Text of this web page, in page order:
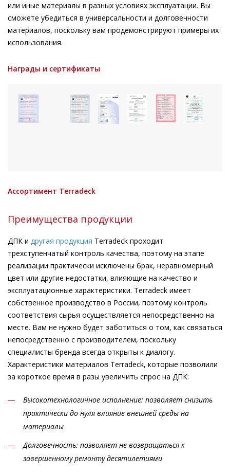
или иные материалы в разных условиях эксплуатации. Вы
сможете убедиться в универсальности и долговечности
материалов, поскольку вам продемонстрируют примеры их
использования.
Награды и сертификаты
Ассортимент Terradeck
Преимущества продукции
ДПК и другая продукция Terradeck проходит
трехступенчатый контроль качества, поэтому на этапе
реализации практически исключены брак, неравномерный
цвет или другие недостатки, влияющие на качество и
эксплуатационные характеристики. Terradeck имеет
собственное производство в России, поэтому контроль
соответствия сырья осуществляется непосредственно на
месте. Вам не нужно будет заботиться о том, как связаться
непосредственно с производителем, поскольку
специалисты бренда всегда открыты к диалогу.
Характеристики материалов Terradeck, которые позволили
за короткое время в разы увеличить спрос на ДПК:
Высокотехнологичное исполнение: позволяет снизить
практически до нуля влияние внешней среды на
материалы
Долговечность: позволяет не возвращаться к
завершенному ремонту десятилетиями